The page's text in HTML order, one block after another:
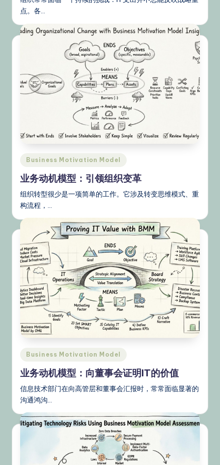
点。各…
Posted
Business Motivation Model
业务动机模型：引领组织变革
组织转型很少是一项简单的工作。它涉及转变思维模式、重
构流程，…
Posted
Business Motivation Model
业务动机模型：向董事会证明IT的价值
信息技术部门在向高管层和董事会汇报时，常常面临显著的
沟通鸿沟…